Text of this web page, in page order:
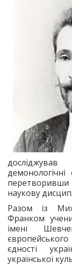
наукову
Разом із
Франком
імені
єдності
української